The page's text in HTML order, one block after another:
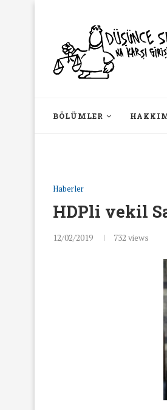
BÖLÜMLER
Haberler
HDPli vekil
12/02/2019 732 views